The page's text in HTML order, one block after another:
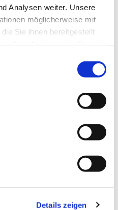
Analysen weiter. Unsere
möglicherweise mit
Sie ihnen bereitgestellt
Details zeigen